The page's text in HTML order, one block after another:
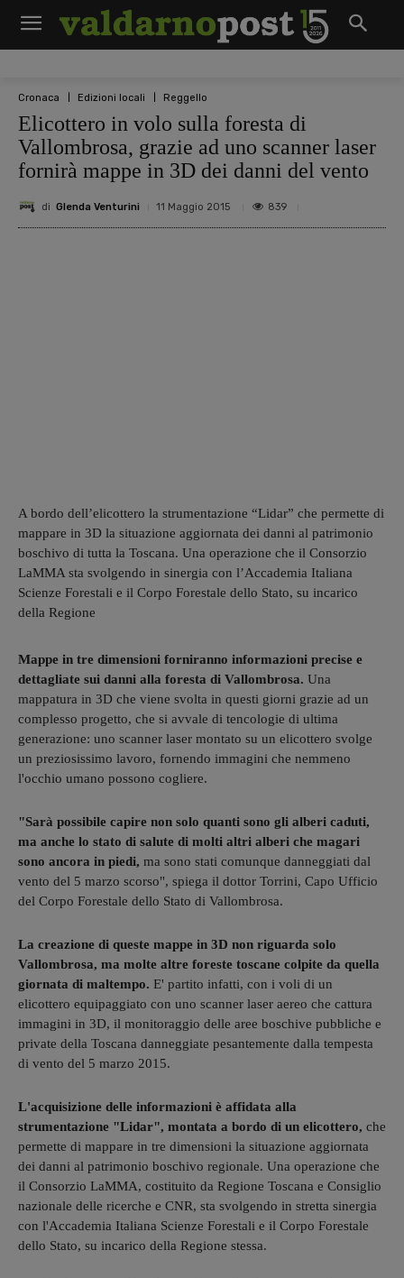
Cronaca Edizioni locali Reggello
Elicottero in volo sulla foresta di
Vallombrosa, grazie ad uno scanner laser
fornirà mappe in 3D dei danni del vento
di Glenda Venturini 11 Maggio 2015 839
A bordo dell’elicottero la strumentazione “Lidar” che permette di
mappare in 3D la situazione aggiornata dei danni al patrimonio
boschivo di tutta la Toscana. Una operazione che il Consorzio
LaMMA sta svolgendo in sinergia con l’Accademia Italiana
Scienze Forestali e il Corpo Forestale dello Stato, su incarico
della Regione
Mappe in tre dimensioni forniranno informazioni precise e
dettagliate sui danni alla foresta di Vallombrosa. Una
mappatura in 3D che viene svolta in questi giorni grazie ad un
complesso progetto, che si avvale di tencologie di ultima
generazione: uno scanner laser montato su un elicottero svolge
un preziosissimo lavoro, fornendo immagini che nemmeno
l'occhio umano possono cogliere.
"Sarà possibile capire non solo quanti sono gli alberi caduti,
ma anche lo stato di salute di molti altri alberi che magari
sono ancora in piedi, ma sono stati comunque danneggiati dal
vento del 5 marzo scorso", spiega il dottor Torrini, Capo Ufficio
del Corpo Forestale dello Stato di Vallombrosa.
La creazione di queste mappe in 3D non riguarda solo
Vallombrosa, ma molte altre foreste toscane colpite da quella
giornata di maltempo. E' partito infatti, con i voli di un
elicottero equipaggiato con uno scanner laser aereo che cattura
immagini in 3D, il monitoraggio delle aree boschive pubbliche e
private della Toscana danneggiate pesantemente dalla tempesta
di vento del 5 marzo 2015.
L'acquisizione delle informazioni è affidata alla
strumentazione "Lidar", montata a bordo di un elicottero, che
permette di mappare in tre dimensioni la situazione aggiornata
dei danni al patrimonio boschivo regionale. Una operazione che
il Consorzio LaMMA, costituito da Regione Toscana e Consiglio
nazionale delle ricerche e CNR, sta svolgendo in stretta sinergia
con l'Accademia Italiana Scienze Forestali e il Corpo Forestale
dello Stato, su incarico della Regione stessa.